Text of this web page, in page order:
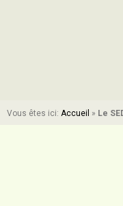
Vous êtes ici: Accueil » Le